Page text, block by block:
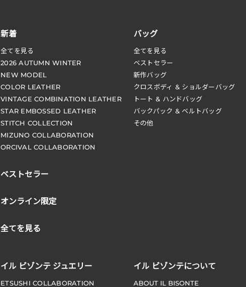
新着
全てを見る
2026 AUTUMN WINTER
NEW MODEL
COLOR LEATHER
VINTAGE COMBINATION LEATHER
STAR EMBOSSED LEATHER
STITCH COLLECTION
MIZUNO COLLABORATION
ORCIVAL COLLABORATION
ベストセラー
オンライン限定
全てを見る
バッグ
全てを見る
ベストセラー
新作バッグ
クロスボディ & ショルダーバッグ
トート & ハンドバッグ
バックパック & ベルトバッグ
その他
イル ビゾンテ ジュエリー
ETSUSHI COLLABORATION
イル ビゾンテについて
ABOUT IL BISONTE